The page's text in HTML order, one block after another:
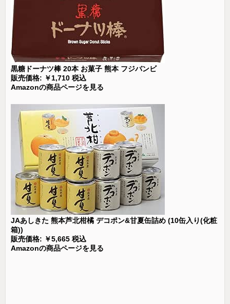
黒糖ドーナツ棒 20本 お菓子 熊本 フジバンビ
販売価格: ￥1,710 税込
Amazonの商品ページを見る
JAあしきた 熊本芦北柑橘 デコポン&甘夏缶詰め (10缶入り(化粧
箱))
販売価格: ￥5,665 税込
Amazonの商品ページを見る